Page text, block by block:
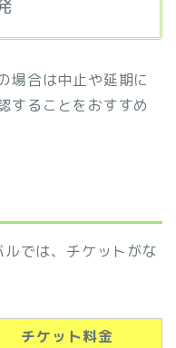
場合は中止や延期に
することをおすすめ
では、チケットがな
チケット料金